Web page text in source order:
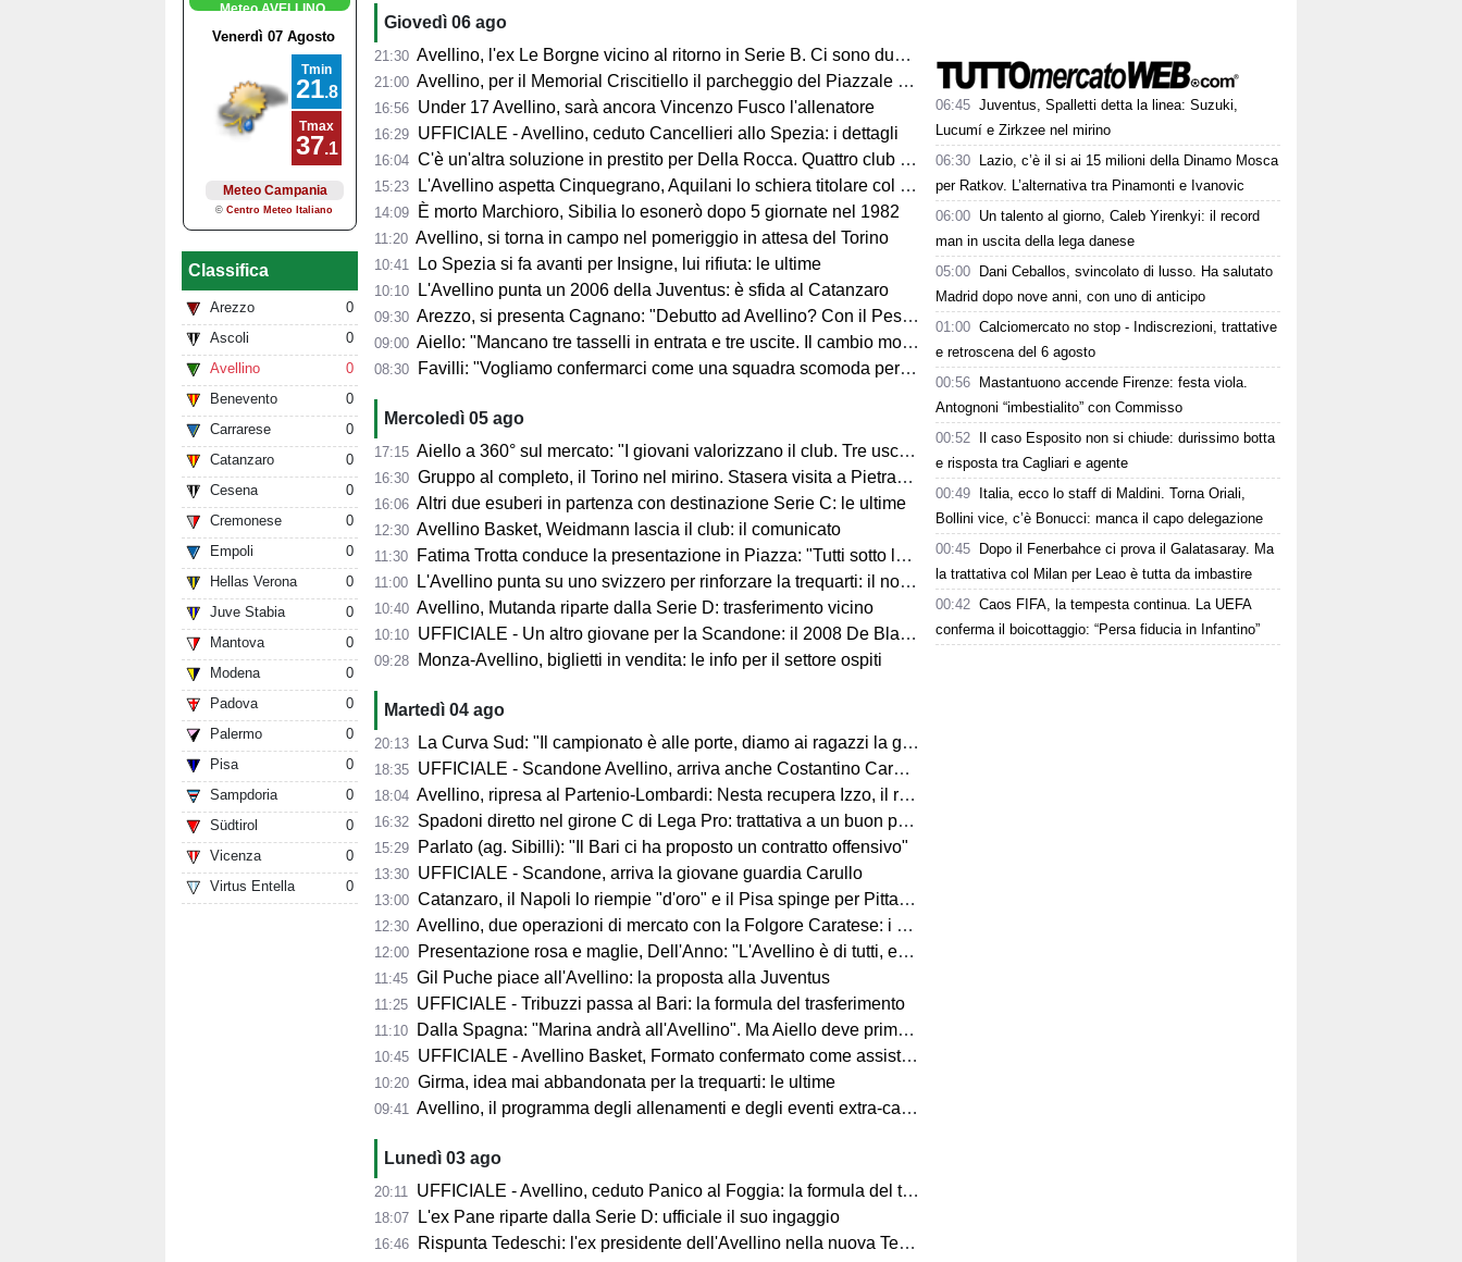
Meteo AVELLINO
Classifica
Arezzo
0
Ascoli
0
Avellino
0
Benevento
0
Carrarese
0
Catanzaro
0
Cesena
0
Cremonese
0
Empoli
0
Hellas Verona
0
Juve Stabia
0
Mantova
0
Modena
0
Padova
0
Palermo
0
Pisa
0
Sampdoria
0
Südtirol
0
Vicenza
0
Virtus Entella
0
Giovedì 06 ago
21:30 Avellino, l'ex Le Borgne vicino al ritorno in Serie B. Ci sono due club sul francese
21:00 Avellino, per il Memorial Criscitiello il parcheggio del Piazzale degli Irpini è occupato. I tifosi possono parcheggiare al Campo Genova
16:56 Under 17 Avellino, sarà ancora Vincenzo Fusco l'allenatore
16:29 UFFICIALE - Avellino, ceduto Cancellieri allo Spezia: i dettagli
16:04 C'è un'altra soluzione in prestito per Della Rocca. Quattro club su Manzi
15:23 L'Avellino aspetta Cinquegrano, Aquilani lo schiera titolare col Sassuolo
14:09 È morto Marchioro, Sibilia lo esonerò dopo 5 giornate nel 1982
11:20 Avellino, si torna in campo nel pomeriggio in attesa del Torino
10:41 Lo Spezia si fa avanti per Insigne, lui rifiuta: le ultime
10:10 L'Avellino punta un 2006 della Juventus: è sfida al Catanzaro
09:30 Arezzo, si presenta Cagnano: "Debutto ad Avellino? Con il Pescara andò bene. Gol dell'ex? Ho rispetto per la piazza e i compagni, non esulterei"
09:00 Aiello: "Mancano tre tasselli in entrata e tre uscite. Il cambio modulo? Una squadra camaleontica non dà punti di riferimento". Sull'esterno e il trequartista...
08:30 Favilli: "Vogliamo confermarci come una squadra scomoda per tutti. La concorrenza ben venga. Io mi sento bene"
Mercoledì 05 ago
17:15 Aiello a 360° sul mercato: "I giovani valorizzano il club. Tre uscite ancora da fare". Sul modulo, la difesa, Licina e Marina...
16:30 Gruppo al completo, il Torino nel mirino. Stasera visita a Pietrastornina
16:06 Altri due esuberi in partenza con destinazione Serie C: le ultime
12:30 Avellino Basket, Weidmann lascia il club: il comunicato
11:30 Fatima Trotta conduce la presentazione in Piazza: "Tutti sotto lo stesso cielo"
11:00 L'Avellino punta su uno svizzero per rinforzare la trequarti: il nome
10:40 Avellino, Mutanda riparte dalla Serie D: trasferimento vicino
10:10 UFFICIALE - Un altro giovane per la Scandone: il 2008 De Blasio
09:28 Monza-Avellino, biglietti in vendita: le info per il settore ospiti
Martedì 04 ago
20:13 La Curva Sud: "Il campionato è alle porte, diamo ai ragazzi la giusta carica"
18:35 UFFICIALE - Scandone Avellino, arriva anche Costantino Carullo
18:04 Avellino, ripresa al Partenio-Lombardi: Nesta recupera Izzo, il report
16:32 Spadoni diretto nel girone C di Lega Pro: trattativa a un buon punto
15:29 Parlato (ag. Sibilli): "Il Bari ci ha proposto un contratto offensivo"
13:30 UFFICIALE - Scandone, arriva la giovane guardia Carullo
13:00 Catanzaro, il Napoli lo riempie "d'oro" e il Pisa spinge per Pittarello
12:30 Avellino, due operazioni di mercato con la Folgore Caratese: i nomi
12:00 Presentazione rosa e maglie, Dell'Anno: "L'Avellino è di tutti, ecco cosa faremo"
11:45 Gil Puche piace all'Avellino: la proposta alla Juventus
11:25 UFFICIALE - Tribuzzi passa al Bari: la formula del trasferimento
11:10 Dalla Spagna: "Marina andrà all'Avellino". Ma Aiello deve prima cedere
10:45 UFFICIALE - Avellino Basket, Formato confermato come assistant coach
10:20 Girma, idea mai abbandonata per la trequarti: le ultime
09:41 Avellino, il programma degli allenamenti e degli eventi extra-campo
Lunedì 03 ago
20:11 UFFICIALE - Avellino, ceduto Panico al Foggia: la formula del trasferimento
18:07 L'ex Pane riparte dalla Serie D: ufficiale il suo ingaggio
16:46
Rispunta Tedeschi: l'ex presidente dell'Avellino nella nuova Ternana
06:45 Juventus, Spalletti detta la linea: Suzuki,
Lucumí e Zirkzee nel mirino
06:30
Lazio, c’è il si ai 15 milioni della Dinamo Mosca
per Ratkov. L’alternativa tra Pinamonti e Ivanovic
06:00 Un talento al giorno, Caleb Yirenkyi: il record
man in uscita della lega danese
05:00
Dani Ceballos, svincolato di lusso. Ha salutato
Madrid dopo nove anni, con uno di anticipo
01:00 Calciomercato no stop - Indiscrezioni, trattative
e retroscena del 6 agosto
00:56
Mastantuono accende Firenze: festa viola.
Antognoni “imbestialito” con Commisso
00:52
Il caso Esposito non si chiude: durissimo botta
e risposta tra Cagliari e agente
00:49
Italia, ecco lo staff di Maldini. Torna Oriali,
Bollini vice, c’è Bonucci: manca il capo delegazione
00:45
Dopo il Fenerbahce ci prova il Galatasaray. Ma
la trattativa col Milan per Leao è tutta da imbastire
00:42 Caos FIFA, la tempesta continua. La UEFA
conferma il boicottaggio: “Persa fiducia in Infantino”